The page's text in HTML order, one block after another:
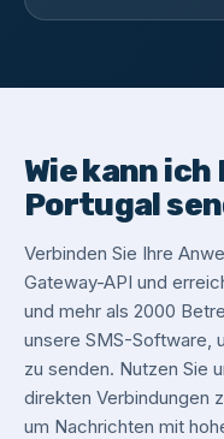
Wie kann
Portugal
Verbinden Sie Ihre
Gateway-API und
und mehr als 2000
unsere SMS-Software,
zu senden. Nutzen Sie
direkten Verbindungen
um Nachrichten mit